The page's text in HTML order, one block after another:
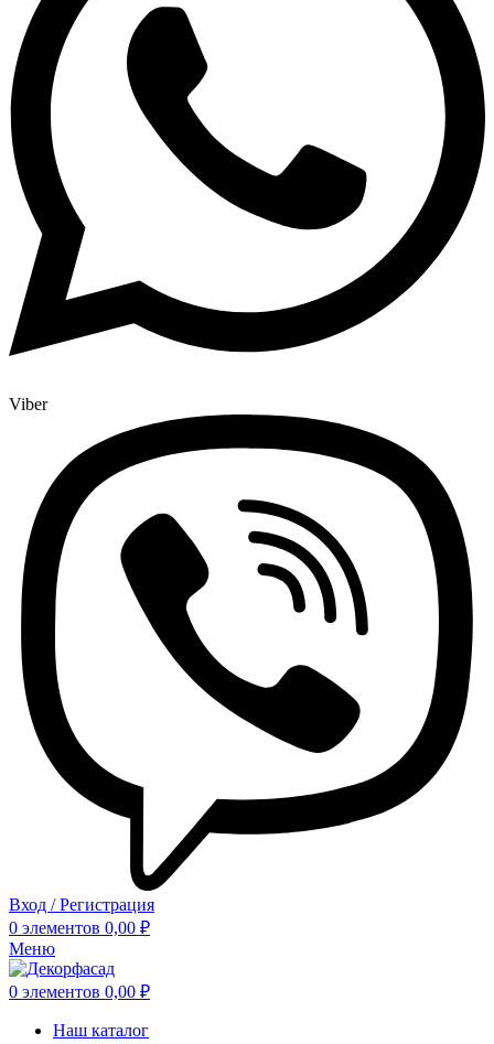
Viber
Вход / Регистрация
0 элементов 0,00 ₽
Меню
0 элементов 0,00 ₽
Наш каталог